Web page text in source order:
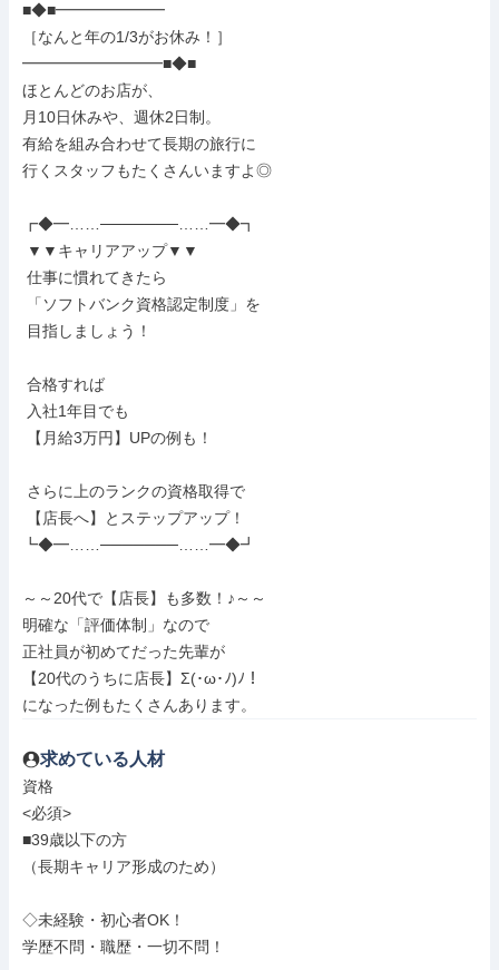
■◆■━━━━━━━
［なんと年の1/3がお休み！］
━━━━━━━━━■◆■
ほとんどのお店が、
月10日休みや、週休2日制。
有給を組み合わせて長期の旅行に
行くスタッフもたくさんいますよ◎
┏◆━……───────……━◆┓
┗◆━……───────……━◆┛
～～20代で【店長】も多数！♪～～
明確な「評価体制」なので
正社員が初めてだった先輩が
【20代のうちに店長】Σ(･ω･ﾉ)ﾉ！
になった例もたくさんあります。
求めている人材
資格
<必須>
■39歳以下の方
（長期キャリア形成のため）
◇未経験・初心者OK！
学歴不問・職歴・一切不問！